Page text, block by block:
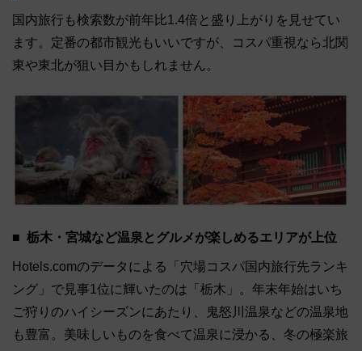
国内旅行も検索数が前年比1.4倍と盛り上がりを見せてい
ます。定番の都市観光もいいですが、コスパ重視なら北関
東や東北が狙い目かもしれません。
栃木・宮城など温泉とグルメが楽しめるエリアが上位
Hotels.comのデータによる「穴場コスパ国内旅行先ランキ
ング」で見事1位に輝いたのは「栃木」。年末年始はいち
ご狩りのハイシーズンにあたり、鬼怒川温泉などの温泉地
も豊富。美味しいものを食べて温泉に浸かる、冬の極楽旅